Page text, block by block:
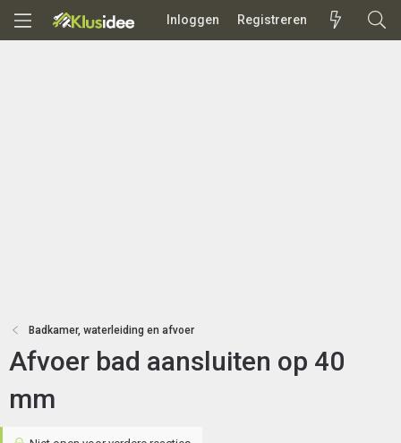
Inloggen Registreren
Badkamer, waterleiding en afvoer
Afvoer bad aansluiten op 40
mm